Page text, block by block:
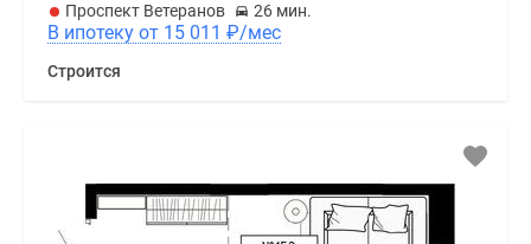
Проспект Ветеранов
26 мин.
В ипотеку от 15 011 ₽/мес
Строится